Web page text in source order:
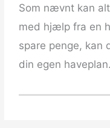
Som nævnt kan
med hjælp fra en
spare penge, kan
din egen haveplan.